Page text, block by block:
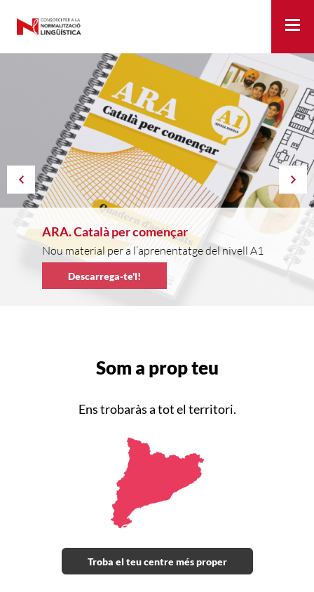
ARA. Català per començar
Nou material per a l’aprenentatge del nivell A1
Descarrega-te'l!
Voluntariat per la llengua
10 cites per practicar i compartir la llengua
Apunta-t'hi!
Som a prop teu
Ens trobaràs a tot el territori.
Troba el teu centre més proper